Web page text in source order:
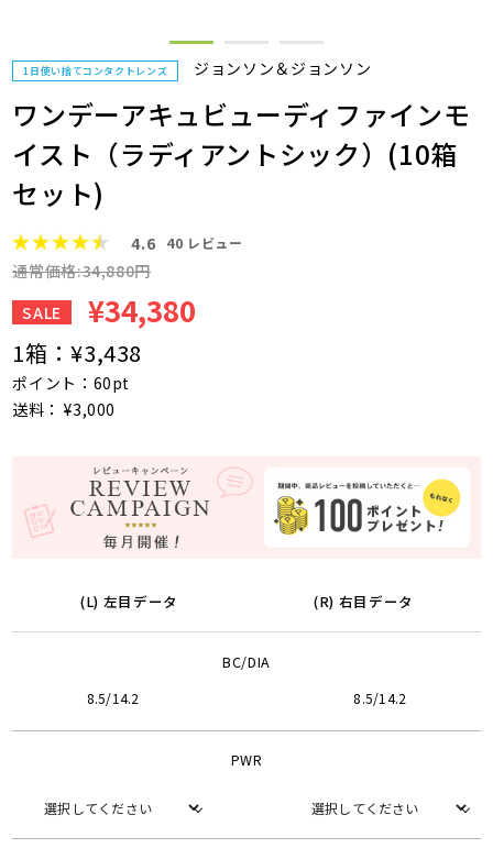
1日使い捨てコンタクトレンズ ジョンソン＆ジョンソン
ワンデーアキュビューディファインモ
イスト（ラディアントシック）(10箱
セット)
4.6 40 レビュー
通常価格:34,880円
SALE
¥34,380
1箱：¥3,438
ポイント：60pt
送料： ¥3,000
(L) 左目データ (R) 右目データ
BC/DIA
8.5/14.2 8.5/14.2
PWR